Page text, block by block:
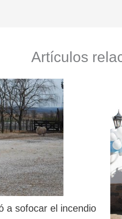
Artículos
a sofocar el incendio